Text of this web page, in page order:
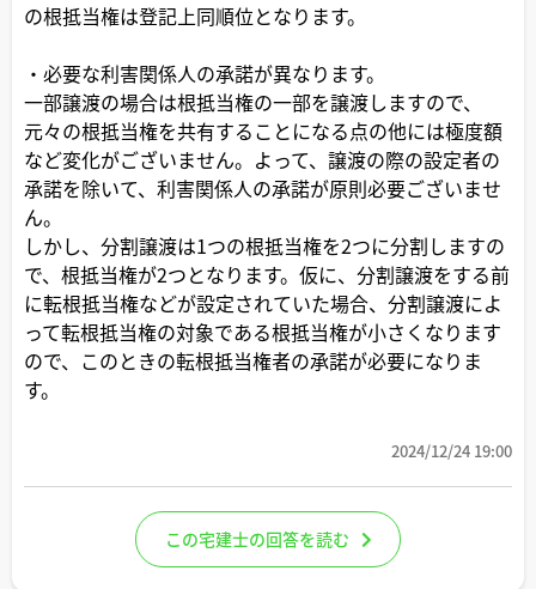
の根抵当権は登記上同順位となります。
・必要な利害関係人の承諾が異なります。
一部譲渡の場合は根抵当権の一部を譲渡しますので、
元々の根抵当権を共有することになる点の他には極度額
など変化がございません。よって、譲渡の際の設定者の
承諾を除いて、利害関係人の承諾が原則必要ございませ
ん。
しかし、分割譲渡は1つの根抵当権を2つに分割しますの
で、根抵当権が2つとなります。仮に、分割譲渡をする前
に転根抵当権などが設定されていた場合、分割譲渡によ
って転根抵当権の対象である根抵当権が小さくなります
ので、このときの転根抵当権者の承諾が必要になりま
す。
2024/12/24 19:00
この宅建士の回答を読む